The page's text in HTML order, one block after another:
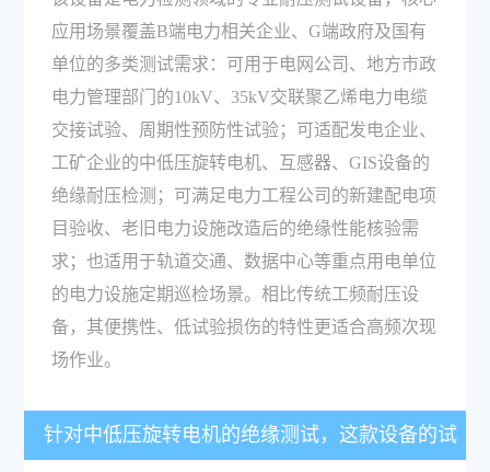
应用场景覆盖B端电力相关企业、G端政府及国有
单位的多类测试需求：可用于电网公司、地方市政
电力管理部门的10kV、35kV交联聚乙烯电力电缆
交接试验、周期性预防性试验；可适配发电企业、
工矿企业的中低压旋转电机、互感器、GIS设备的
绝缘耐压检测；可满足电力工程公司的新建配电项
目验收、老旧电力设施改造后的绝缘性能核验需
求；也适用于轨道交通、数据中心等重点用电单位
的电力设施定期巡检场景。相比传统工频耐压设
备，其便携性、低试验损伤的特性更适合高频次现
场作业。
针对中低压旋转电机的绝缘测试，这款设备的试